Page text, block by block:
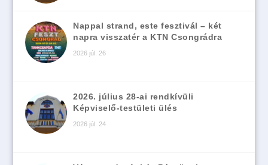
Nappal strand, este fesztivál – két
napra visszatér a KTN Csongrádra
2026 júl. 26
2026. július 28-ai rendkívüli
Képviselő-testületi ülés
2026 júl. 24